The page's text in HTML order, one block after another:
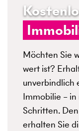
Möchten Sie
wert ist?
unverbindlich
Immobilie –
Schritten.
erhalten Sie